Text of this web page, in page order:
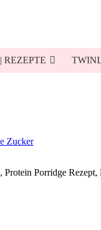
REZEPTE
Zucker